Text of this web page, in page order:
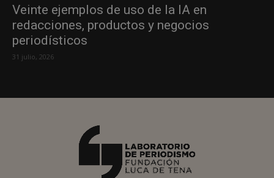
Veinte ejemplos de uso de la IA en
redacciones, productos y negocios
periodísticos
31 julio, 2026